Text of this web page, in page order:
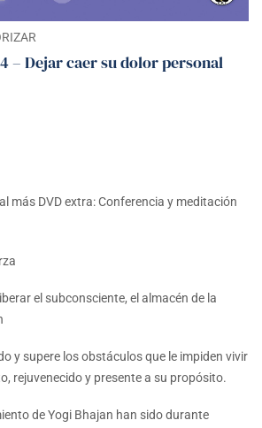
– Dejar caer su dolor personal
más DVD extra: Conferencia y meditación
el subconsciente, el almacén de la
y supere los obstáculos que le impiden vivir
rejuvenecido y presente a su propósito.
de Yogi Bhajan han sido durante